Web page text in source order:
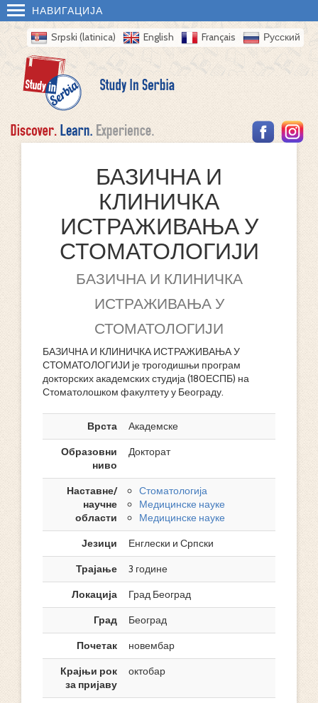
НАВИГАЦИЈА
Srpski (latinica) English Français Русский
БАЗИЧНА И
КЛИНИЧКА
ИСТРАЖИВАЊА У
СТОМАТОЛОГИЈИ
БАЗИЧНА И КЛИНИЧКА
ИСТРАЖИВАЊА У
СТОМАТОЛОГИЈИ
БАЗИЧНА И КЛИНИЧКА ИСТРАЖИВАЊА У
СТОМАТОЛОГИЈИ је трогодишњи програм
докторских академских студија (180ЕСПБ) на
Стоматолошком факултету у Београду.
Врста
Академске
Образовни
ниво
Докторат
Наставне/
научне
области
Стоматологија
Медицинске науке
Медицинске науке
Језици
Енглески и Српски
Трајање
3 године
Локација
Град Београд
Град
Београд
Почетак
новембар
Крајњи рок
за пријаву
октобар